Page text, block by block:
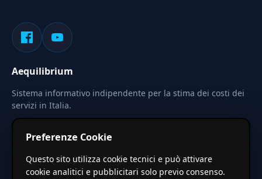
Aequilibrium
Sistema informativo indipendente per la stima dei costi dei
servizi in Italia.
Le stime pubblicate sono calcolate tramite coefficienti
territoriali regionali applicati a valori base nazionali. Non
Preferenze Cookie
Questo sito utilizza cookie tecnici e può attivare
cookie analitici e pubblicitari solo previo consenso.